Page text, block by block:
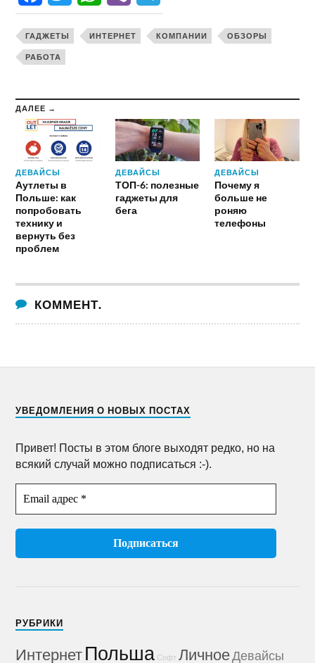
ГАДЖЕТЫ ИНТЕРНЕТ КОМПАНИИ ОБЗОРЫ
РАБОТА
ДАЛЕЕ →
ДЕВАЙСЫ
Аутлеты в
Польше: как
попробовать
технику и
вернуть без
проблем
ДЕВАЙСЫ
ТОП-6: полезные
гаджеты для
бега
ДЕВАЙСЫ
Почему я
больше не
роняю
телефоны
КОММЕНТ.
УВЕДОМЛЕНИЯ О НОВЫХ ПОСТАХ
Привет! Посты в этом блоге выходят редко, но на
всякий случай можно подписаться :-).
РУБРИКИ
ИнтернетПольша Софт ЛичноеДевайсы